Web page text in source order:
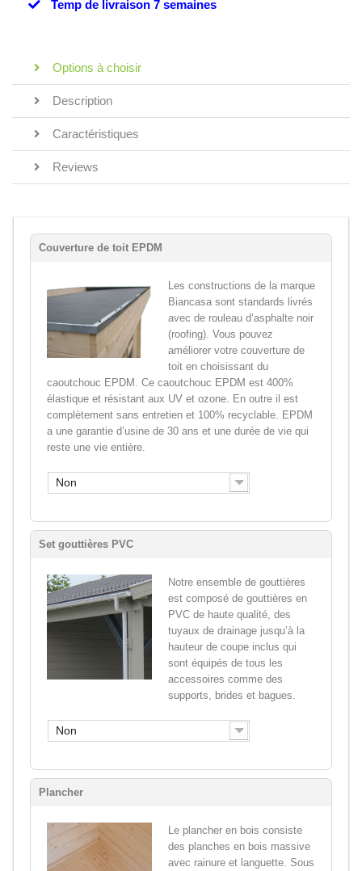
Temp de livraison 7 semaines
Options à choisir
Description
Caractéristiques
Reviews
Couverture de toit EPDM
Les constructions de la marque
Biancasa sont standards livrés
avec de rouleau d’asphalte noir
(roofing). Vous pouvez
améliorer votre couverture de
toit en choisissant du
caoutchouc EPDM. Ce caoutchouc EPDM est 400%
élastique et résistant aux UV et ozone. En outre il est
complètement sans entretien et 100% recyclable. EPDM
a une garantie d’usine de 30 ans et une durée de vie qui
reste une vie entière.
Non
Set gouttières PVC
Notre ensemble de gouttières
est composé de gouttières en
PVC de haute qualité, des
tuyaux de drainage jusqu’à la
hauteur de coupe inclus qui
sont équipés de tous les
accessoires comme des
supports, brides et bagues.
Non
Plancher
Le plancher en bois consiste
des planches en bois massive
avec rainure et languette. Sous